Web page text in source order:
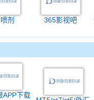
剂 365影视吧
APP下载